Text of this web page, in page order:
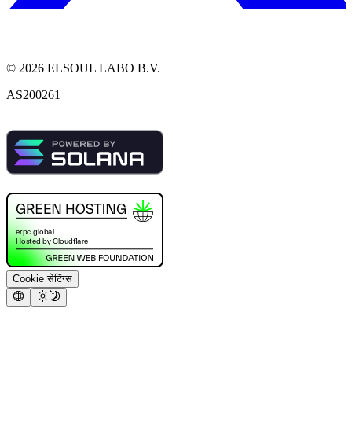
© 2026 ELSOUL LABO B.V.
AS200261
Cookie सेटिंग्स